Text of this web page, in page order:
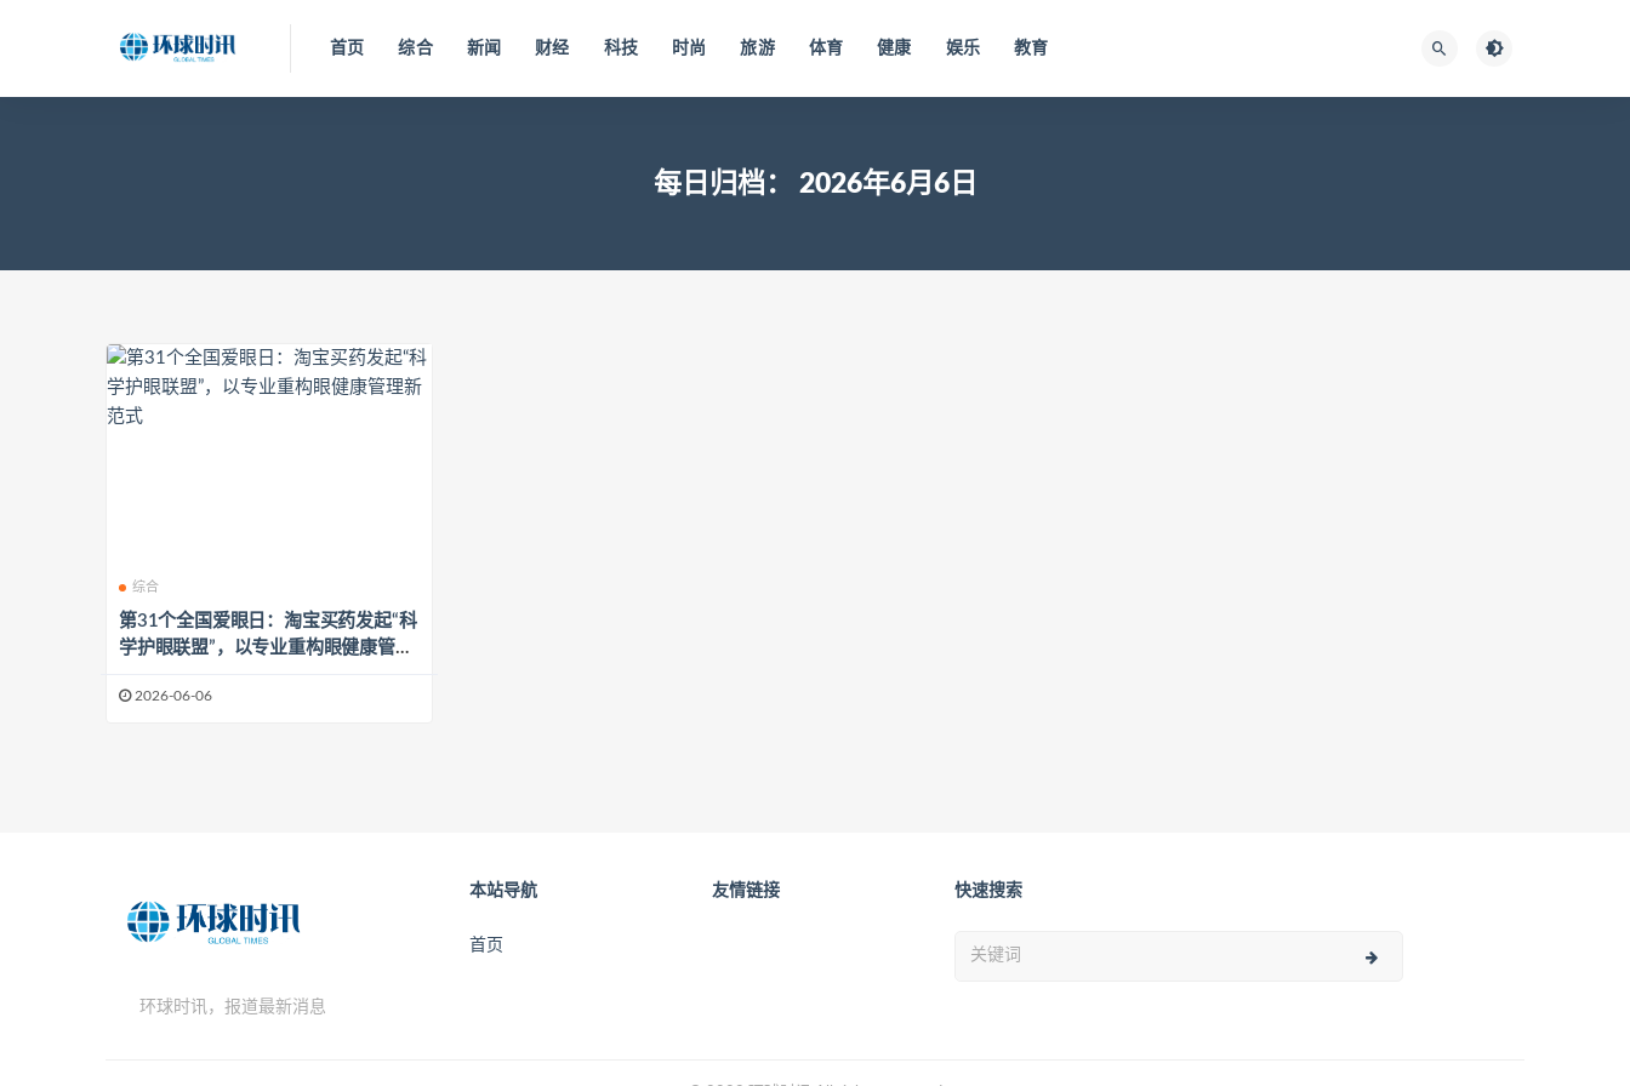
首页 综合 新闻 财经 科技 时尚 旅游 体育 健康 娱乐 教育
每日归档： 2026年6月6日
综合
第31个全国爱眼日：淘宝买药发起“科
学护眼联盟”，以专业重构眼健康管理
2026-06-06
环球时讯，报道最新消息
本站导航
首页
友情链接 快速搜索